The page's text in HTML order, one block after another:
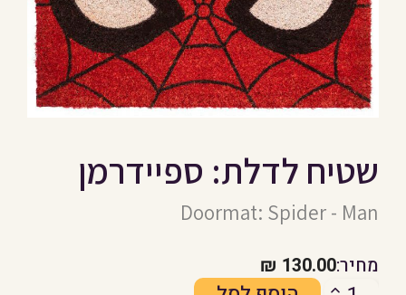
שטיח לדלת: ספיידרמן
Doormat: Spider - Man
מחיר:130.00
₪
כמות